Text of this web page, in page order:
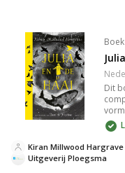
Boek
Dit
Uitgeverij Ploegsma
Kiran Millwood Hargrave